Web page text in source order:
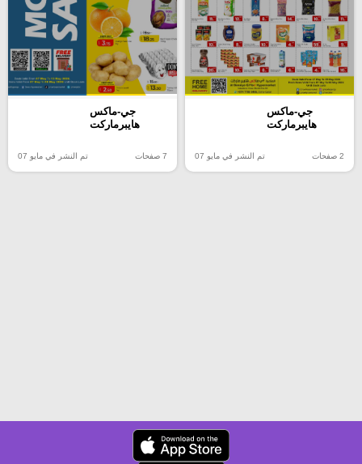
جي-ماكس
هايبرماركت
2 صفحات تم النشر في مايو 07
جي-ماكس
هايبرماركت
7 صفحات تم النشر في مايو 07